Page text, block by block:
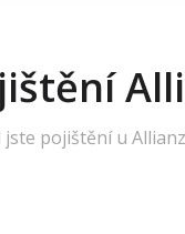
jste pojištění u